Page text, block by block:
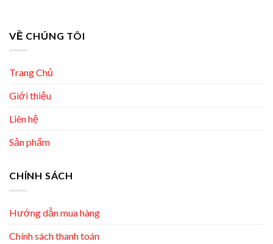
VỀ CHÚNG TÔI
Trang Chủ
Giới thiệu
Liên hệ
Sản phẩm
CHÍNH SÁCH
Hướng dẫn mua hàng
Chính sách thanh toán